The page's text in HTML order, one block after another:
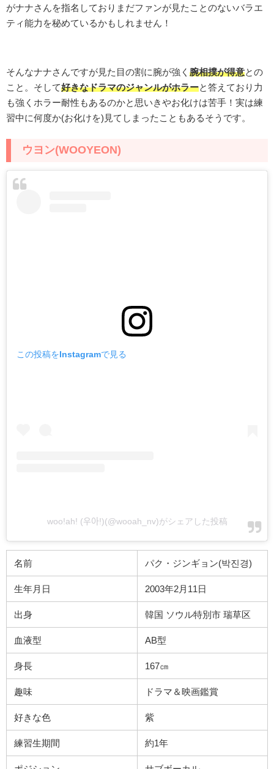
がナナさんを指名しておりまだファンが見たことのないバラエ
ティ能力を秘めているかもしれません ！
そんなナナさんですが見た目の割に腕が強く 腕相撲が得意との
こと。そして好きなドラマのジャンルがホラーと答えており力
も強くホラー耐性もあるのかと思いきやお化けは苦手！実は練
習中に何度か(お化けを)見てしまったこともあるそうです。
ウヨン(WOOYEON)
この投稿をInstagramで見る
woo!ah! (우아!)(@wooah_nv)がシェアした投稿
名前 パク・ジンギョン(박진경)
生年月日 2003年2月11日
出身 韓国 ソウル特別市 瑞草区
血液型 AB型
身長 167㎝
趣味 ドラマ＆映画鑑賞
好きな色 紫
練習生期間 約1年